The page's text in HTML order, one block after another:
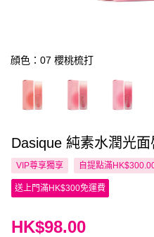
顔色：07 櫻桃梳打
Dasique 純素水潤光
VIP尊享獨享 自提點滿
送上門滿HK$300免運費
HK$98.00